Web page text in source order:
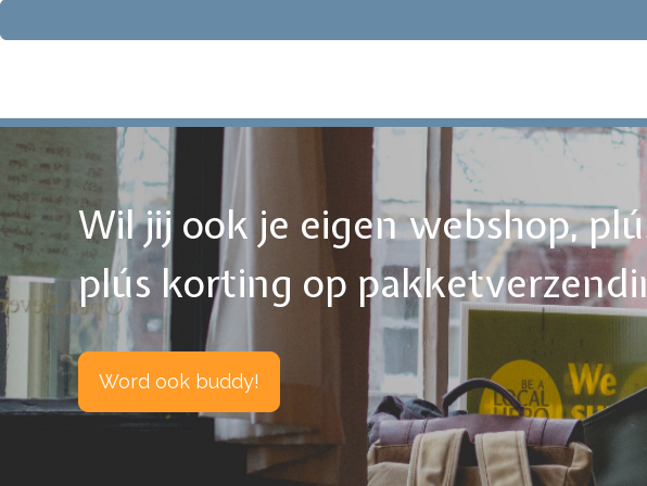
Wil jij ook je eigen webshop,
plús korting op
Word ook buddy!